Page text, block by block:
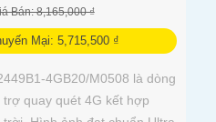
Bán: 8,165,000 ₫
Mại: 5,715,500 ₫
4GB20/M0508 là dòng
quay quét 4G kết hợp